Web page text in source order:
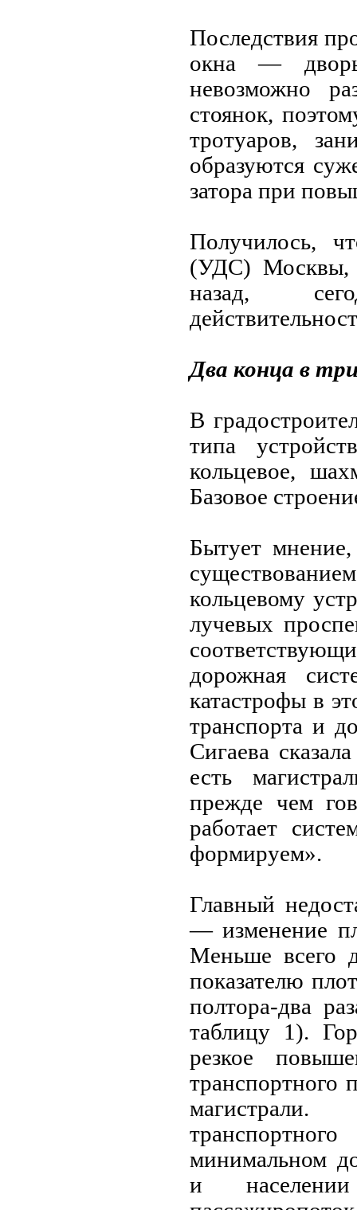
Последствия
окна —
невозможно
стоянок,
тротуаров,
образуются
затора при
Получилось,
(УДС) Москвы,
назад,
Два конца в
В
типа
кольцевое,
Базовое
Бытует
кольцевому
лучевых
дорожная
катастрофы в
транспорта и
Сигаева
есть
прежде чем
работает
формируем».
Главный
— изменение
Меньше всего
показателю
полтора-два
таблицу 1).
резкое
транспортного
магистрали.
минимальном
и